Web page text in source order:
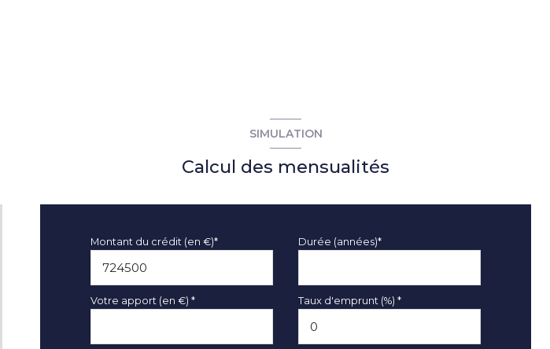
SIMULATION
Calcul des mensualités
Montant du crédit (en €)* Durée (années)*
Votre apport (en €) * Taux d'emprunt (%) *